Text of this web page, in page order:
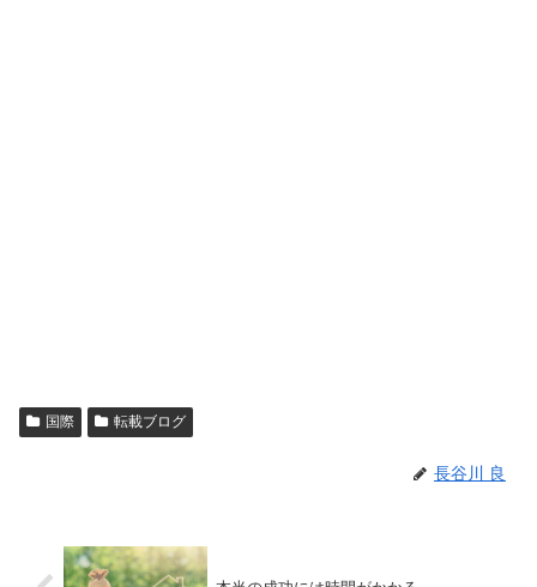
国際 転載ブログ
長谷川 良